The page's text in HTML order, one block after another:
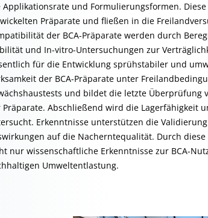
Applikationsrate und Formulierungsformen.
Präparate und fließen in die
der BCA-Präparate werden durch
und In-vitro-Untersuchungen zur
für die Entwicklung sprühstabiler und
der BCA-Präparate unter
und bildet die letzte
Präparate. Abschließend wird die Lagerfähigkeit
Erkenntnisse unterstützen die
auf die Nacherntequalität. Durch
nur wissenschaftliche Erkenntnisse zur BCA-
Umweltentlastung.